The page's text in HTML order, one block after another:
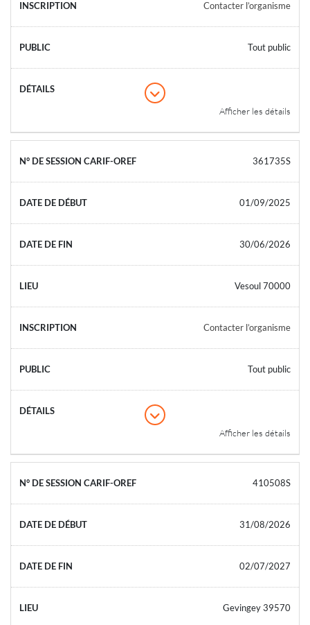
Contacter l’organisme
Tout public
Afficher les détails
361735S
01/09/2025
30/06/2026
Vesoul 70000
Contacter l’organisme
Tout public
Afficher les détails
410508S
31/08/2026
02/07/2027
Gevingey 39570